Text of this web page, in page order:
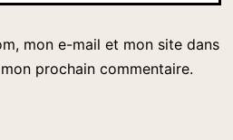
mon e-mail et mon site dans
prochain commentaire.